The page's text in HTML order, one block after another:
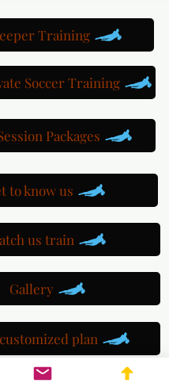
Training
Soccer Training
Packages
to know us
us train
Gallery
plan